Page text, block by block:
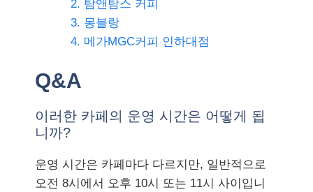
2. 탐앤탐스 커피
3. 몽블랑
4. 메가MGC커피 인하대점
Q&A
이러한 카페의 운영 시간은 어떻게 됩
니까?
운영 시간은 카페마다 다르지만, 일반적으로
오전 8시에서 오후 10시 또는 11시 사이입니